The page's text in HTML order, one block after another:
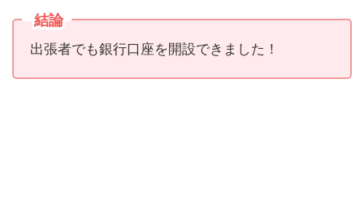
結論
出張者でも銀行口座を開設できました！